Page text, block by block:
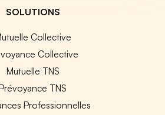
SOLUTIONS
Collective
Collective
Mutuelle TNS
TNS
Professionnelles